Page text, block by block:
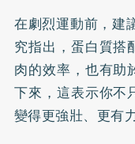
在劇烈運動前，建
究指出，蛋白質搭
肉的效率，也有助
下來，這表示你不
變得更強壯、更有